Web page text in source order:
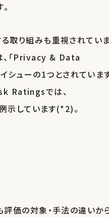
取り組みも重視されていま
、「Privacy & Data
シューの1つとされていま
Ratingsでは、
示しています(*2)。
価の対象・手法の違いか